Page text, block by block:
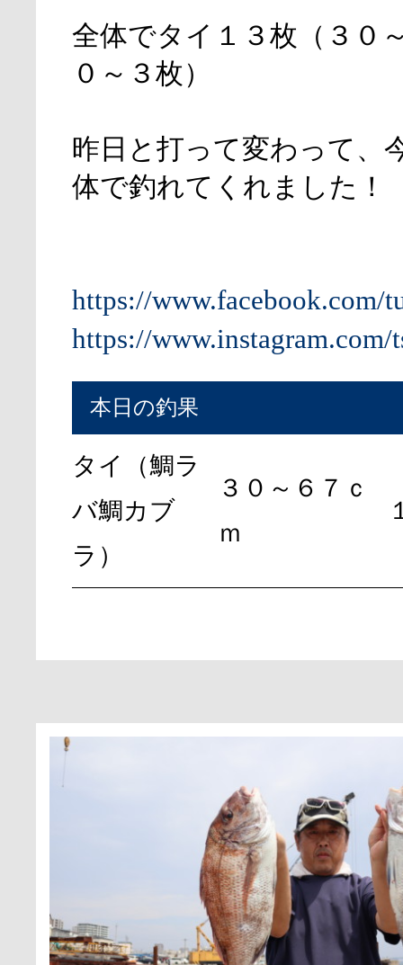
全体でタイ１３枚（３０
０～３枚）
昨日と打って変わって、
体で釣れてくれました！
https://www.facebook.com/
https://www.instagram.com/
本日の釣果
タイ（鯛ラ
バ鯛カブ
ラ）
３０～６７ｃ
ｍ